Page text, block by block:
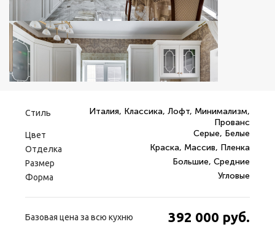
Стиль
Италия, Классика, Лофт, Минимализм,
Прованс
Цвет Серые, Белые
Отделка Краска, Массив, Пленка
Размер Большие, Средние
Форма Угловые
Базовая цена за всю кухню 392 000 руб.